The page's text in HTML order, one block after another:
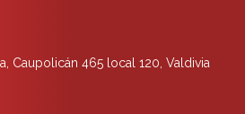
Caupolicán 465 local 120, Valdivia